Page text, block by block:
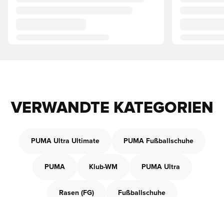
VERWANDTE KATEGORIEN
PUMA Ultra Ultimate PUMA Fußballschuhe
PUMA Klub-WM PUMA Ultra
Rasen (FG) Fußballschuhe